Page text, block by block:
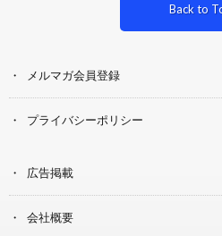
Back to
メルマガ会員登録
プライバシーポリシー
広告掲載
会社概要